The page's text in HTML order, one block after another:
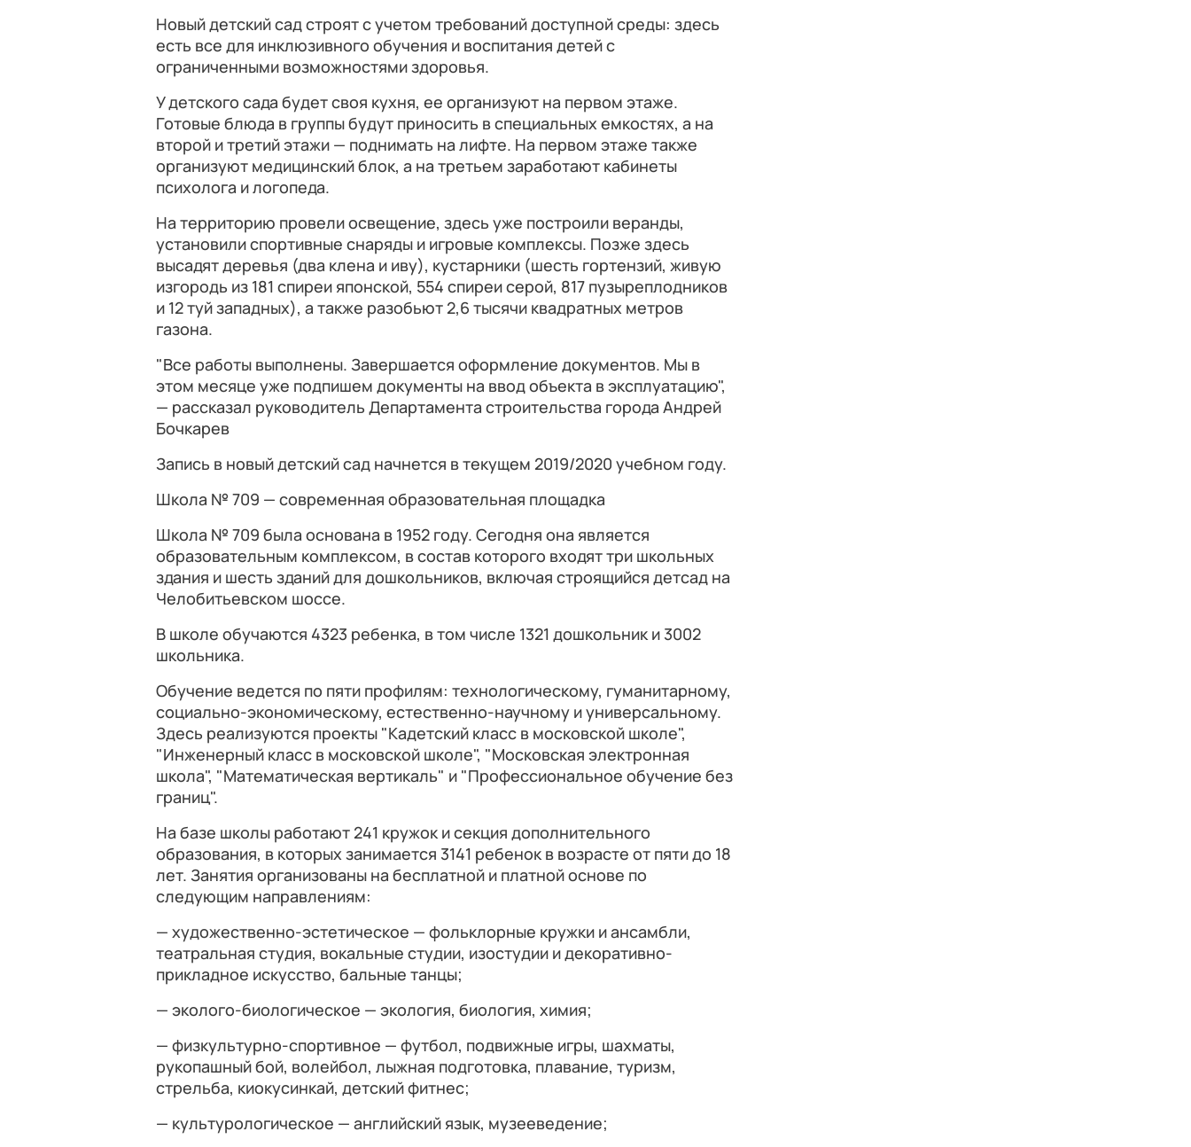
Новый детский сад строят с учетом требований доступной среды: здесь
есть все для инклюзивного обучения и воспитания детей с
ограниченными возможностями здоровья.
У детского сада будет своя кухня, ее организуют на первом этаже.
Готовые блюда в группы будут приносить в специальных емкостях, а на
второй и третий этажи — поднимать на лифте. На первом этаже также
организуют медицинский блок, а на третьем заработают кабинеты
психолога и логопеда.
На территорию провели освещение, здесь уже построили веранды,
установили спортивные снаряды и игровые комплексы. Позже здесь
высадят деревья (два клена и иву), кустарники (шесть гортензий, живую
изгородь из 181 спиреи японской, 554 спиреи серой, 817 пузыреплодников
и 12 туй западных), а также разобьют 2,6 тысячи квадратных метров
газона.
"Все работы выполнены. Завершается оформление документов. Мы в
этом месяце уже подпишем документы на ввод объекта в эксплуатацию",
— рассказал руководитель Департамента строительства города Андрей
Бочкарев
Запись в новый детский сад начнется в текущем 2019/2020 учебном году.
Школа № 709 — современная образовательная площадка
Школа № 709 была основана в 1952 году. Сегодня она является
образовательным комплексом, в состав которого входят три школьных
здания и шесть зданий для дошкольников, включая строящийся детсад на
Челобитьевском шоссе.
В школе обучаются 4323 ребенка, в том числе 1321 дошкольник и 3002
школьника.
Обучение ведется по пяти профилям: технологическому, гуманитарному,
социально-экономическому, естественно-научному и универсальному.
Здесь реализуются проекты "Кадетский класс в московской школе",
"Инженерный класс в московской школе", "Московская электронная
школа", "Математическая вертикаль" и "Профессиональное обучение без
границ".
На базе школы работают 241 кружок и секция дополнительного
образования, в которых занимается 3141 ребенок в возрасте от пяти до 18
лет. Занятия организованы на бесплатной и платной основе по
следующим направлениям:
— художественно-эстетическое — фольклорные кружки и ансамбли,
театральная студия, вокальные студии, изостудии и декоративно-
прикладное искусство, бальные танцы;
— эколого-биологическое — экология, биология, химия;
— физкультурно-спортивное — футбол, подвижные игры, шахматы,
рукопашный бой, волейбол, лыжная подготовка, плавание, туризм,
стрельба, киокусинкай, детский фитнес;
— культурологическое — английский язык, музееведение;